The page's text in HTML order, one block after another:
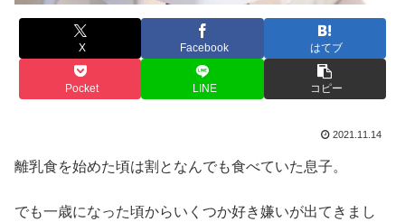
X Facebook はてブ
Pocket LINE コピー
2021.11.14
離乳食を始めた頃は割となんでも食べていた息子。
でも一歳になった頃からいくつか好き嫌いが出てきまし